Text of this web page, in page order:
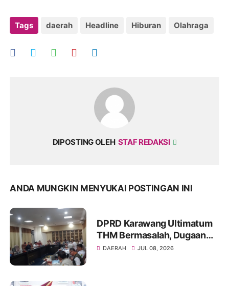
Tags daerah Headline Hiburan Olahraga
DIPOSTING OLEH STAF REDAKSI
ANDA MUNGKIN MENYUKAI POSTINGAN INI
DPRD Karawang Ultimatum
THM Bermasalah, Dugaan
Izin Palsu hingga Minol Ilegal
DAERAH JUL 08, 2026